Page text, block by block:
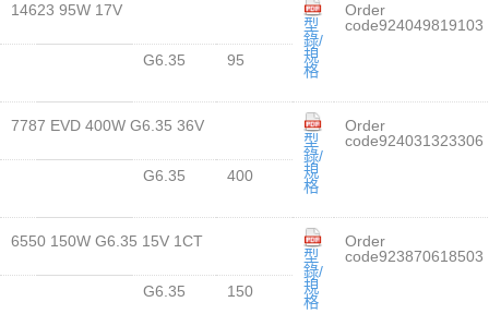
14623 95W 17V
型
錄/
規
格
Order
code924049819103
G6.35
95
7787 EVD 400W G6.35 36V
型
錄/
規
格
Order
code924031323306
G6.35
400
6550 150W G6.35 15V 1CT
型
錄/
規
格
Order
code923870618503
G6.35
150